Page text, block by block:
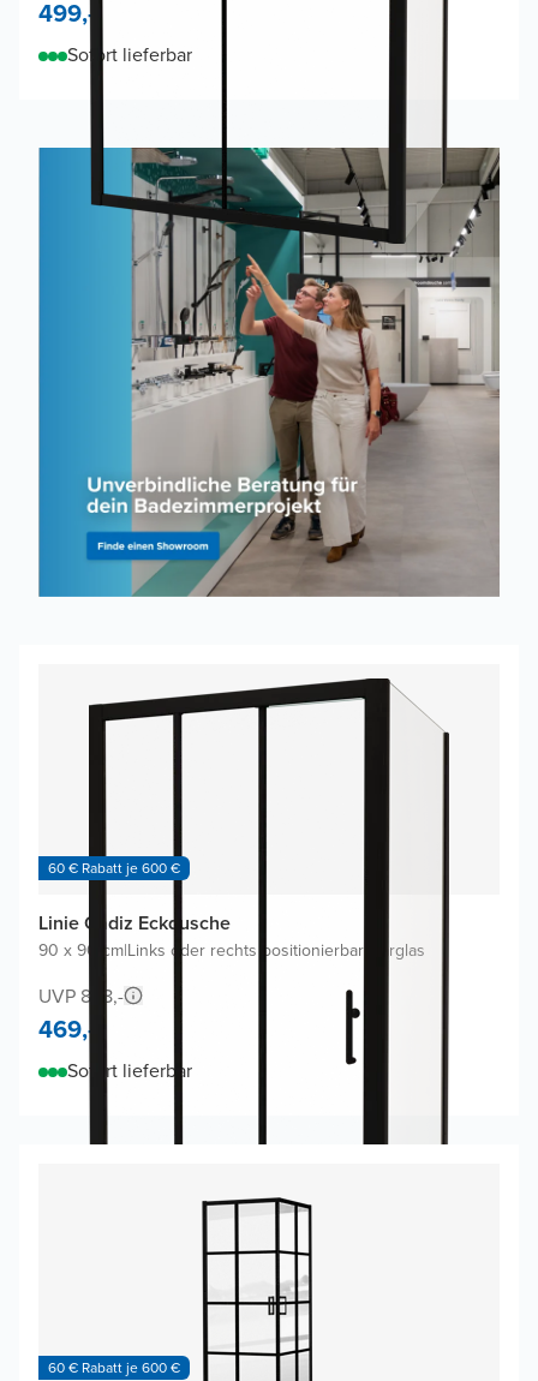
499,-
Sofort lieferbar
60 € Rabatt je 600 €
Linie Cadiz Eckdusche
90 x 90 cm|Links oder rechts positionierbar Klarglas
UVP 898,-
469,-
Sofort lieferbar
60 € Rabatt je 600 €